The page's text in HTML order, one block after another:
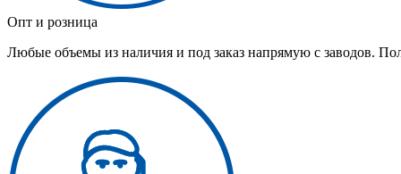
Опт и розница
Любые объемы из наличия и под заказ напрямую с заводов.